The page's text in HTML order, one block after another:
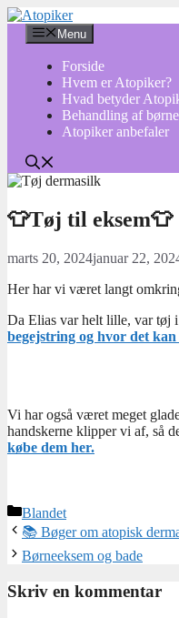
Hop
indhold
Menu
Forside
Hvem er Atopiker?
Hvad betyder
Behandling af
Atopiker anbefaler
👕Tøj til eksem👕
marts 20, 2024januar 22,
Her har vi været langt
Da Elias var helt lille, var tøj
begejstring og hvor det kan
Vi har også været meget
handskerne klipper vi af, så
købe dem her.
Kategorier
Blandet
📚 Bøger om atopisk
Børneeksem og bade
Skriv en kommentar